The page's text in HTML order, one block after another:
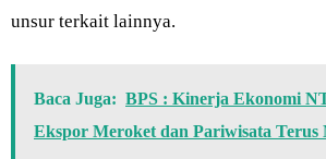
unsur terkait lainnya.
Baca Juga: BPS : Kinerja Ekonomi
Ekspor Meroket dan Pariwisata Terus